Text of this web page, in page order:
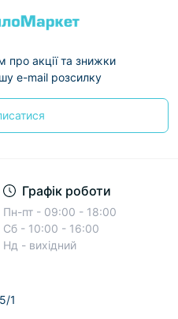
про акції та знижки
e-mail розсилку
Графік роботи
Пн-пт - 09:00 - 18:00
Сб - 10:00 - 16:00
Нд - вихідний
1